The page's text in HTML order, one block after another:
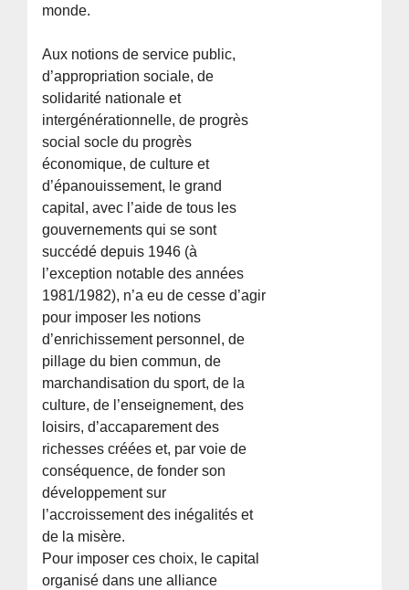
monde.
Aux notions de service public,
d’appropriation sociale, de
solidarité nationale et
intergénérationnelle, de progrès
social socle du progrès
économique, de culture et
d’épanouissement, le grand
capital, avec l’aide de tous les
gouvernements qui se sont
succédé depuis 1946 (à
l’exception notable des années
1981/1982), n’a eu de cesse d’agir
pour imposer les notions
d’enrichissement personnel, de
pillage du bien commun, de
marchandisation du sport, de la
culture, de l’enseignement, des
loisirs, d’accaparement des
richesses créées et, par voie de
conséquence, de fonder son
développement sur
l’accroissement des inégalités et
de la misère.
Pour imposer ces choix, le capital
organisé dans une alliance